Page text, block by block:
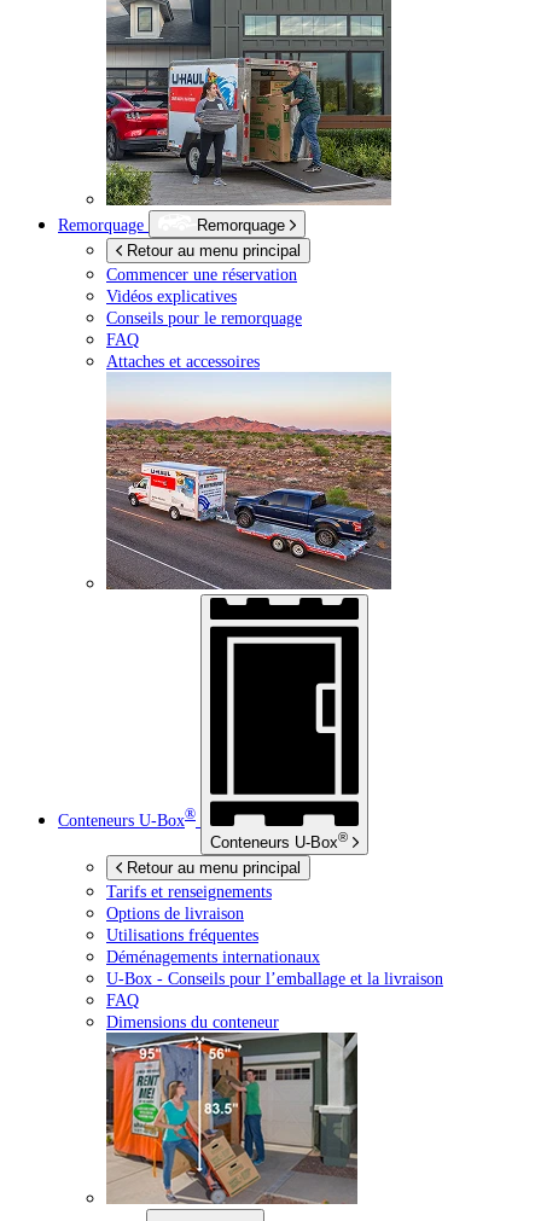
Remorquage
Remorquage
Retour au menu principal
Commencer une réservation
Vidéos explicatives
Conseils pour le remorquage
FAQ
Attaches et accessoires
Conteneurs U-Box®
Conteneurs U-Box®
Retour au menu principal
Tarifs et renseignements
Options de livraison
Utilisations fréquentes
Déménagements internationaux
U-Box - Conseils pour l’emballage et la livraison
FAQ
Dimensions du conteneur